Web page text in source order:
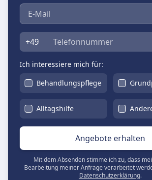
E-Mail
Telefon
+49
Ich interessiere mich für:
Behandlungspflege
Alltagshilfe
Angebote erhalten
Mit dem Absenden stimme ich zu, dass
Bearbeitung meiner Anfrage verarbeitet
Datenschutzerklärung.